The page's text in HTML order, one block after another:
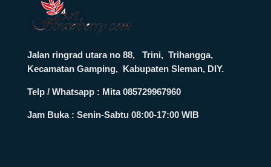
Jalan ringrad utara no 88, Trini, Trihangga,
Kecamatan Gamping, Kabupaten Sleman, DIY.
Telp / Whatsapp : Mita 085729967960
Jam Buka : Senin-Sabtu 08:00-17:00 WIB